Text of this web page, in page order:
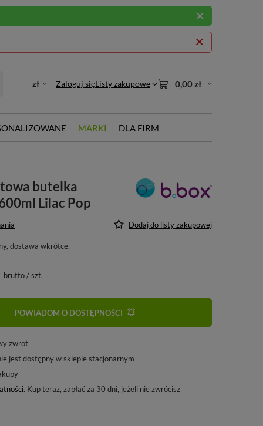
zł Zaloguj sięListy zakupowe 0,00 zł
MARKI DLA FIRM
butelka
Lilac Pop
Dodaj do listy zakupowej
dostawa wkrótce
brutto/szt.
POWIADOM O DOSTĘPNOŚCI
zwrot
jest dostępny w sklepie stacjonarnym
. Kup teraz, zapłać za 30 dni, jeżeli nie zwrócisz